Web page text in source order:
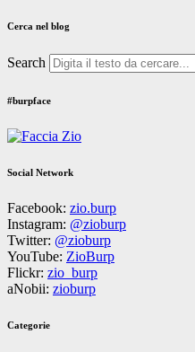
Cerca nel blog
Search
#burpface
Social Network
Facebook: zio.burp
Instagram: @zioburp
Twitter: @zioburp
YouTube: ZioBurp
Flickr: zio_burp
aNobii: zioburp
Categorie